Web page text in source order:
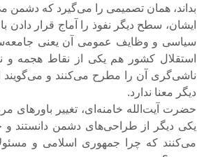
بداند، همان تصمیمی را می‌گیرد که دشمن
ایشان، سطح دیگر نفوذ را آماج قرار دادن
سیاسی و وظایف عمومی آن یعنی
استقلال کشور هم یکی از نقاط هجمه
ناشی‌گری آن را مطرح می‌کنند و
دیگر معنا ندارد.
حضرت آیت‌الله خامنه‌ای، تغییر باورهای
یکی دیگر از طراحی‌های دشمن دانستند و
می‌کنند که چرا جمهوری اسلامی و